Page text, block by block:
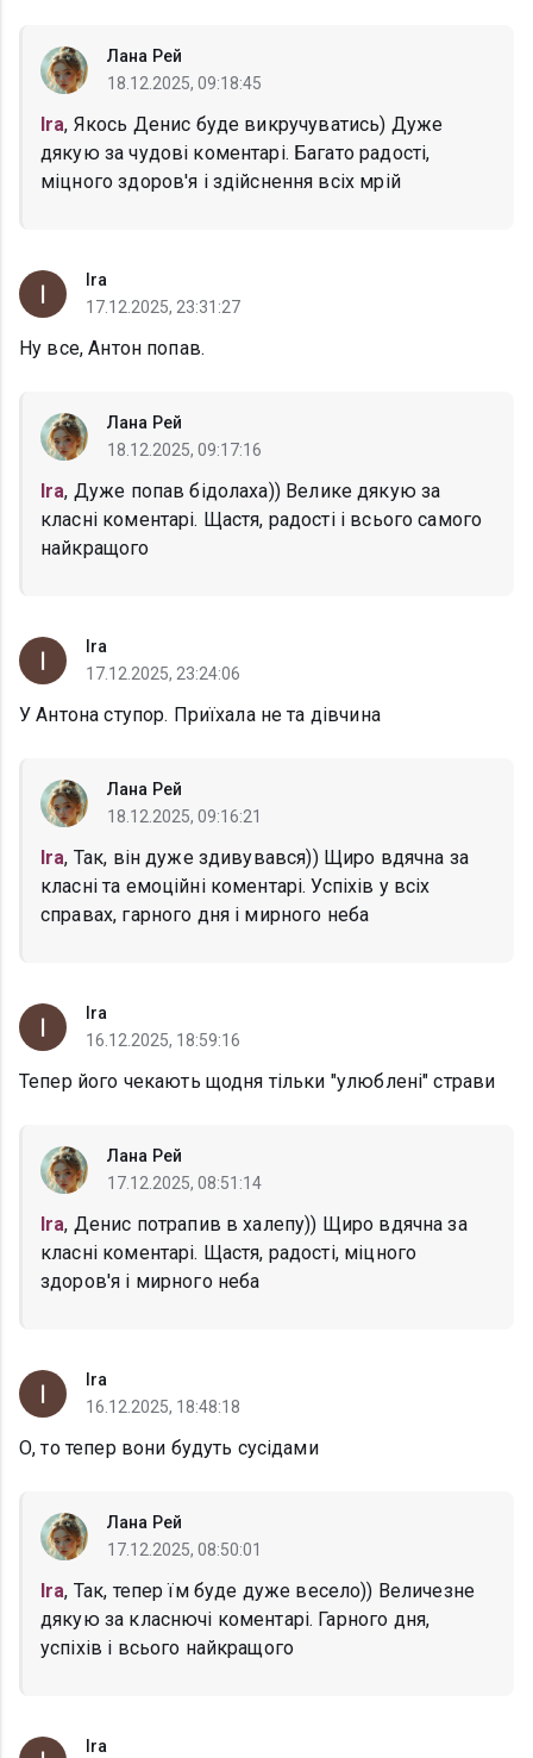
Лана Рей
18.12.2025, 09:18:45
Ira, Якось Денис буде викручуватись) Дуже
дякую за чудові коментарі. Багато радості,
міцного здоров'я і здійснення всіх мрій
Ira
17.12.2025, 23:31:27
Ну все, Антон попав.
Лана Рей
18.12.2025, 09:17:16
Ira, Дуже попав бідолаха)) Велике дякую за
класні коментарі. Щастя, радості і всього самого
найкращого
Ira
17.12.2025, 23:24:06
У Антона ступор. Приїхала не та дівчина
Лана Рей
18.12.2025, 09:16:21
Ira, Так, він дуже здивувався)) Щиро вдячна за
класні та емоційні коментарі. Успіхів у всіх
справах, гарного дня і мирного неба
Ira
16.12.2025, 18:59:16
Тепер його чекають щодня тільки "улюблені" страви
Лана Рей
17.12.2025, 08:51:14
Ira, Денис потрапив в халепу)) Щиро вдячна за
класні коментарі. Щастя, радості, міцного
здоров'я і мирного неба
Ira
16.12.2025, 18:48:18
О, то тепер вони будуть сусідами
Лана Рей
17.12.2025, 08:50:01
Ira, Так, тепер їм буде дуже весело)) Величезне
дякую за класнючі коментарі. Гарного дня,
успіхів і всього найкращого
Ira